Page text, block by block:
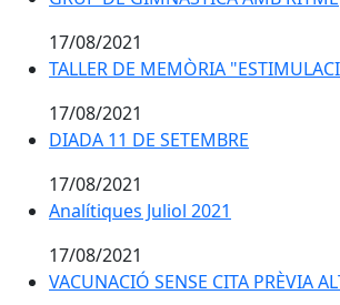
17/08/2021
TALLER DE MEMÒRIA
TALLER DE MEMÒRIA
17/08/2021
DIADA 11 DE SETEMBRE
DIADA 11 DE SETEMBRE
17/08/2021
Analítiques Juliol 2021
17/08/2021
VACUNACIÓ SENSE CITA PRÈVIA